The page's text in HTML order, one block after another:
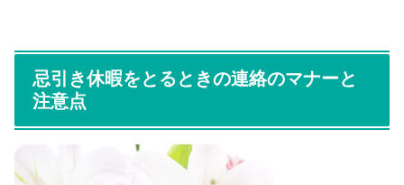
忌引き休暇をとるときの連絡のマナーと
注意点